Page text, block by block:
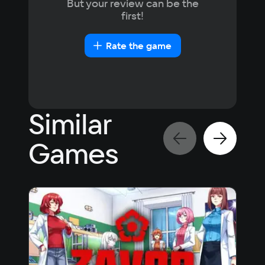
NVIDIA Geforce 1050 or equivalent
But your review can be the
first!
Rate the game
Similar
Games